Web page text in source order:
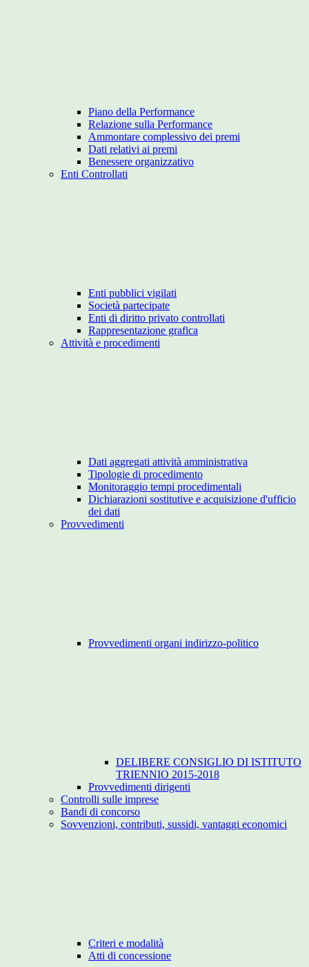
Piano della Performance
Relazione sulla Performance
Ammontare complessivo dei premi
Dati relativi ai premi
Benessere organizzativo
Enti Controllati
Enti pubblici vigilati
Società partecipate
Enti di diritto privato controllati
Rappresentazione grafica
Attività e procedimenti
Dati aggregati attività amministrativa
Tipologie di procedimento
Monitoraggio tempi procedimentali
Dichiarazioni sostitutive e acquisizione d'ufficio
dei dati
Provvedimenti
Provvedimenti organi indirizzo-politico
DELIBERE CONSIGLIO DI ISTITUTO
TRIENNIO 2015-2018
Provvedimenti dirigenti
Controlli sulle imprese
Bandi di concorso
Sovvenzioni, contributi, sussidi, vantaggi economici
Criteri e modalità
Atti di concessione